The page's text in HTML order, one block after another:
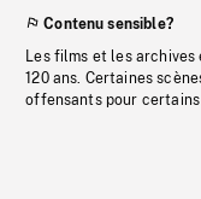
Contenu sensible?
Les films et les
120 ans. Certaines
offensants pour certains